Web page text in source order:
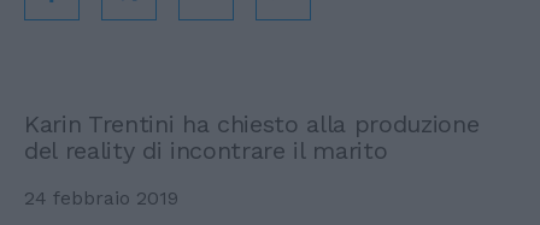
Karin Trentini ha chiesto alla produzione
del reality di incontrare il marito
24 febbraio 2019